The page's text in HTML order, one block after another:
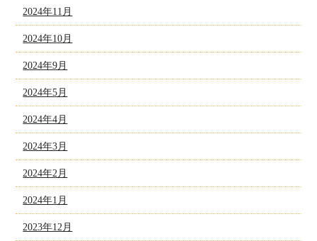
2024年11月
2024年10月
2024年9月
2024年5月
2024年4月
2024年3月
2024年2月
2024年1月
2023年12月